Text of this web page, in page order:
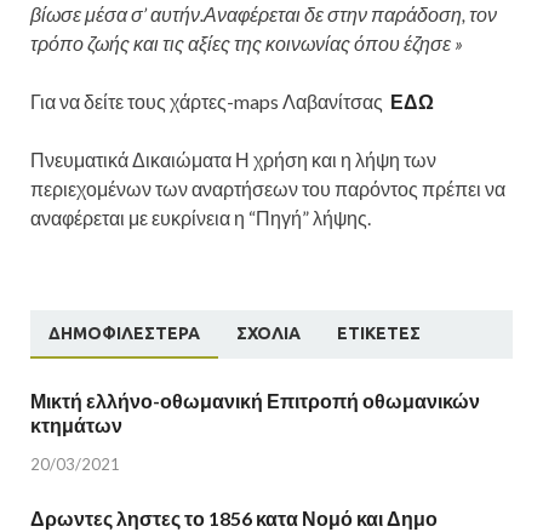
βίωσε μέσα σ’ αυτήν.Αναφέρεται δε στην παράδοση, τον
τρόπο ζωής και τις αξίες της κοινωνίας όπου έζησε »
Για να δείτε τους χάρτες-maps Λαβανίτσας ΕΔΩ
Πνευματικά Δικαιώματα Η χρήση και η λήψη των
περιεχομένων των αναρτήσεων του παρόντος πρέπει να
αναφέρεται με ευκρίνεια η “Πηγή” λήψης.
ΔΗΜΟΦΙΛΈΣΤΕΡΑ ΣΧΌΛΙΑ ΕΤΙΚΈΤΕΣ
Μικτή ελλήνο-οθωμανική Επιτροπή οθωμανικών
κτημάτων
20/03/2021
Δρωντες ληστες το 1856 κατα Νομό και Δημο